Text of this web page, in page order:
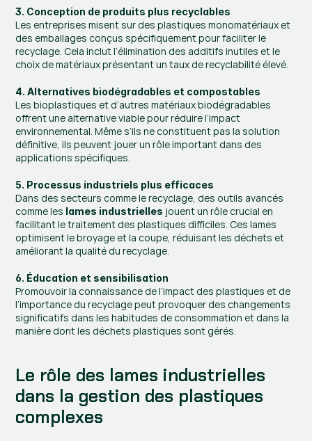
3. Conception de produits plus recyclables
Les entreprises misent sur des plastiques monomatériaux et
des emballages conçus spécifiquement pour faciliter le
recyclage. Cela inclut l’élimination des additifs inutiles et le
choix de matériaux présentant un taux de recyclabilité élevé.
4. Alternatives biodégradables et compostables
Les bioplastiques et d’autres matériaux biodégradables
offrent une alternative viable pour réduire l’impact
environnemental. Même s’ils ne constituent pas la solution
définitive, ils peuvent jouer un rôle important dans des
applications spécifiques.
5. Processus industriels plus efficaces
Dans des secteurs comme le recyclage, des outils avancés
comme les lames industrielles jouent un rôle crucial en
facilitant le traitement des plastiques difficiles. Ces lames
optimisent le broyage et la coupe, réduisant les déchets et
améliorant la qualité du recyclage.
6. Éducation et sensibilisation
Promouvoir la connaissance de l’impact des plastiques et de
l’importance du recyclage peut provoquer des changements
significatifs dans les habitudes de consommation et dans la
manière dont les déchets plastiques sont gérés.
Le rôle des lames industrielles
dans la gestion des plastiques
complexes